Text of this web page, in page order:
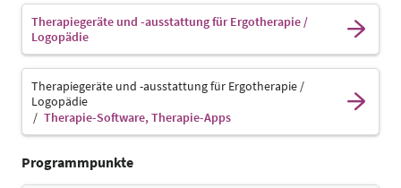
Therapiegeräte und -ausstattung für Ergotherapie /
Logopädie
Therapiegeräte und -ausstattung für Ergotherapie /
Logopädie
Therapie-Software, Therapie-Apps
Programmpunkte